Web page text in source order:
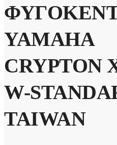
YAMAHA
CRYPTON
W-
TAIWAN